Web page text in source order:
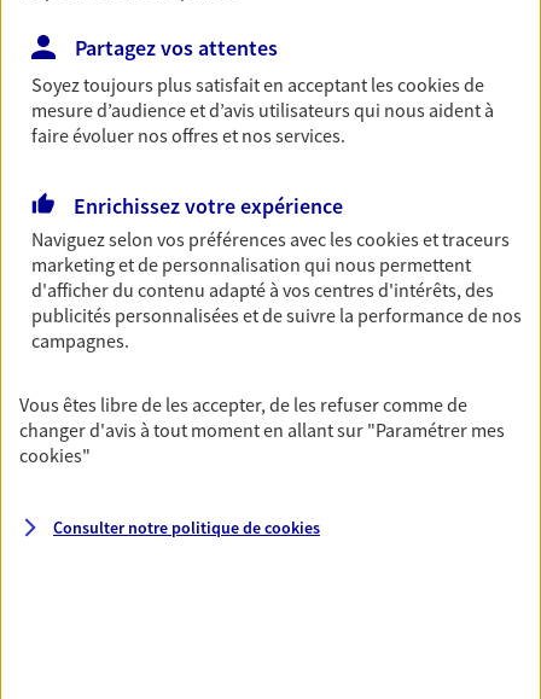
simplement, selon votre profil.
Découvrir les offres Épargne
Préparez sereinement ce nouveau chapitre de
votre vie avec les conseils d'un expert. Découvrez
notre solution PER (Plan Epargne Retraite)
spécialement conçue pour la retraite.
Découvrir l'offre Retraite
Prévoyance
Pour un avenir serein, assurez-vous avec notre
contrat prévoyance. Préservez vos proches en cas
invalidité ou de décès.
Partagez vos attentes
Soyez toujours plus satisfait en acceptant lescookiesde
mesure d’audience et d’avis utilisateurs qui nous aident à
faire évoluer nos offres et nos services.
Enrichissez votre expérience
Naviguez selon vos préférences avec lescookies et traceurs
marketing et de personnalisation qui nous permettent
d'afficher du contenu adapté à vos centres d'intérêts, des
publicités personnalisées et de suivre la performance de nos
campagnes.
Vous êtes libre de les accepter, de les refuser comme de
changer d'avis à tout moment en allant sur "Paramétrer mes
cookies"
Consulter notre politique decookies